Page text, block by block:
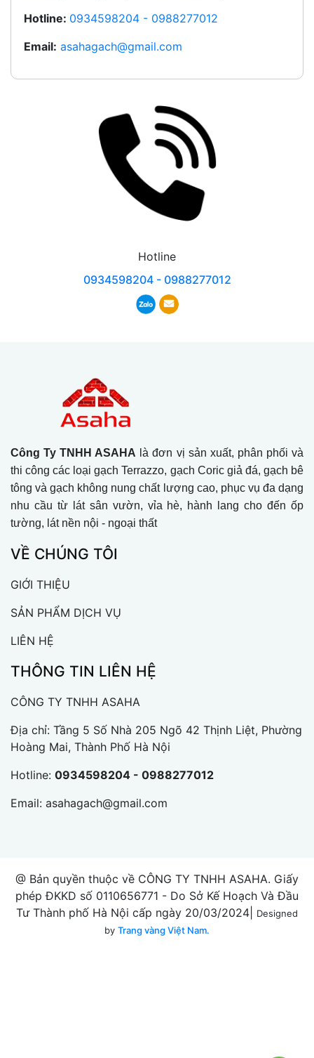
Hotline: 0934598204 - 0988277012
Email: asahagach@gmail.com
Hotline
0934598204 - 0988277012
Công Ty TNHH ASAHA là đơn vị sản xuất, phân phối và
thi công các loại gạch Terrazzo, gạch Coric giả đá, gạch bê
tông và gạch không nung chất lượng cao, phục vụ đa dạng
nhu cầu từ lát sân vườn, vỉa hè, hành lang cho đến ốp
tường, lát nền nội - ngoại thất
VỀ CHÚNG TÔI
GIỚI THIỆU
SẢN PHẨM DỊCH VỤ
LIÊN HỆ
THÔNG TIN LIÊN HỆ
CÔNG TY TNHH ASAHA
Địa chỉ: Tầng 5 Số Nhà 205 Ngõ 42 Thịnh Liệt, Phường
Hoàng Mai, Thành Phố Hà Nội
Hotline: 0934598204 - 0988277012
Email: asahagach@gmail.com
@ Bản quyền thuộc về CÔNG TY TNHH ASAHA. Giấy
phép ĐKKD số 0110656771 - Do Sở Kế Hoạch Và Đầu
Tư Thành phố Hà Nội cấp ngày 20/03/2024|
Designed
by Trang vàng Việt Nam.